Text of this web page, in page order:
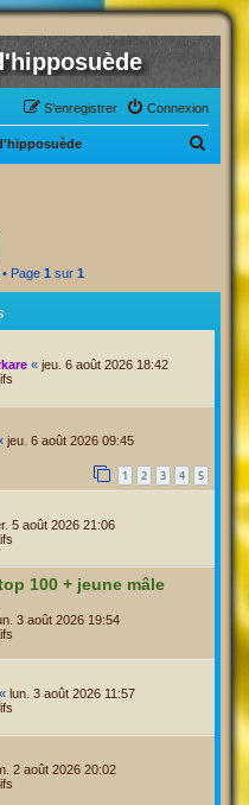
Connexion
S’enregistrer
Page 1 sur 1
« jeu. 6 août 2026 18:42
jeu. 6 août 2026 09:45
1 2 3 4 5
5 août 2026 21:06
100 + jeune mâle
3 août 2026 19:54
« lun. 3 août 2026 11:57
2 août 2026 20:02